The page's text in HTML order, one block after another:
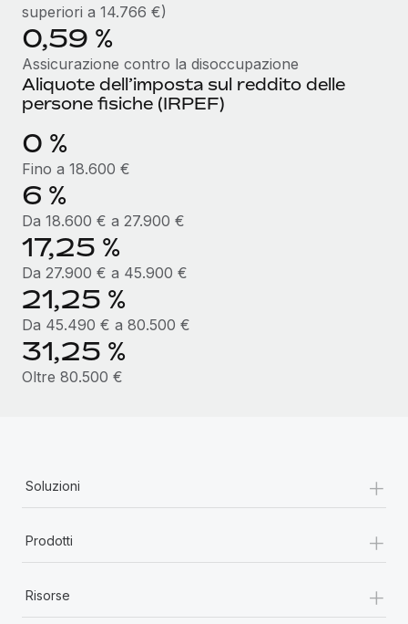
superiori a 14.766 €)
0,59 %
Assicurazione contro la disoccupazione
Aliquote dell’imposta sul reddito delle
persone fisiche (IRPEF)
0 %
Fino a 18.600 €
6 %
Da 18.600 € a 27.900 €
17,25 %
Da 27.900 € a 45.900 €
21,25 %
Da 45.490 € a 80.500 €
31,25 %
Oltre 80.500 €
Soluzioni +
Prodotti +
Risorse +